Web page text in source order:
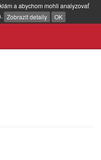
a abychom mohli analyzovať
Zobrazit detaily OK